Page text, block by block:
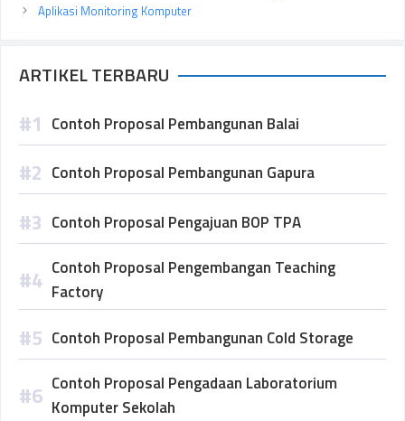
Aplikasi Monitoring Komputer
ARTIKEL TERBARU
Contoh Proposal Pembangunan Balai
Contoh Proposal Pembangunan Gapura
Contoh Proposal Pengajuan BOP TPA
Contoh Proposal Pengembangan Teaching
Factory
Contoh Proposal Pembangunan Cold Storage
Contoh Proposal Pengadaan Laboratorium
Komputer Sekolah